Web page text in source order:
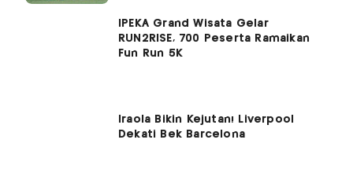
IPEKA Grand Wisata Gelar
RUN2RISE, 700 Peserta Ramaikan
Fun Run 5K
Iraola Bikin Kejutan! Liverpool
Dekati Bek Barcelona